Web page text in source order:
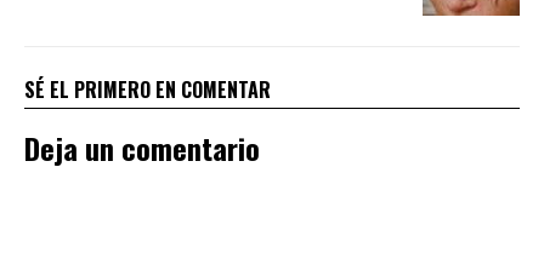
SÉ EL PRIMERO EN COMENTAR
Deja un comentario